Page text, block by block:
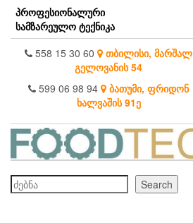
Skip
the
content
პროფესიონალური
სამზარეულო ტექნიკა
558 15 30 60 თბილისი, მარშალ
გელოვანის 54
599 06 98 94 ბათუმი, ფრიდონ
ხალვაშის 91ე
ძებნა
Search